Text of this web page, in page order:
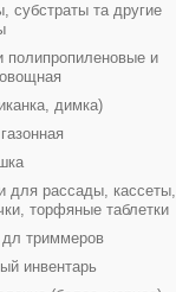
субстраты та другие
полипропиленовые и
димка)
для рассады, кассеты,
торфяные таблетки
триммеров
инвентарь